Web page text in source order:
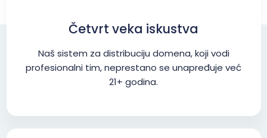
Četvrt veka iskustva
Naš sistem za distribuciju domena, koji vodi
profesionalni tim, neprestano se unapređuje već
21+ godina.